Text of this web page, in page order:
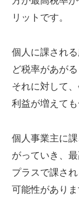
リットです。
個人に課され
ど税率があが
それに対して
利益が増えても
個人事業主に
がっていき、
プラスで課さ
可能性がありま